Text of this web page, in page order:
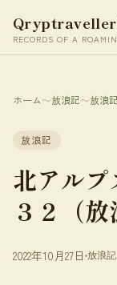
RECORDS OF A
ホーム〜放浪記〜放浪記
放浪記
北アル
３２（放
2022年10月27日 放浪